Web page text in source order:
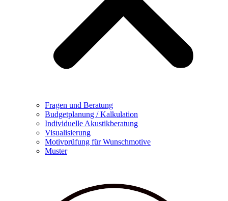
Fragen und Beratung
Budgetplanung / Kalkulation
Individuelle Akustikberatung
Visualisierung
Motivprüfung für Wunschmotive
Muster